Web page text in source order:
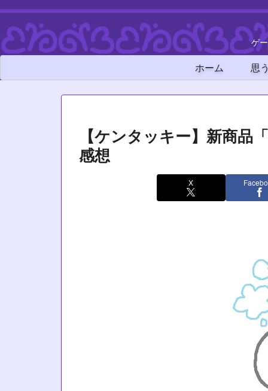
ゲ
ホーム 思
【ケンタッキー】新商品
感想
X